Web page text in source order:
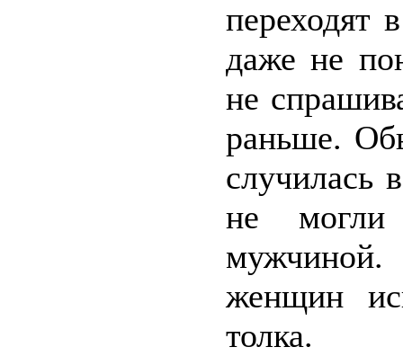
переходят
даже не
не
раньше.
случилась
не могли
мужчиной.
женщин
толка.